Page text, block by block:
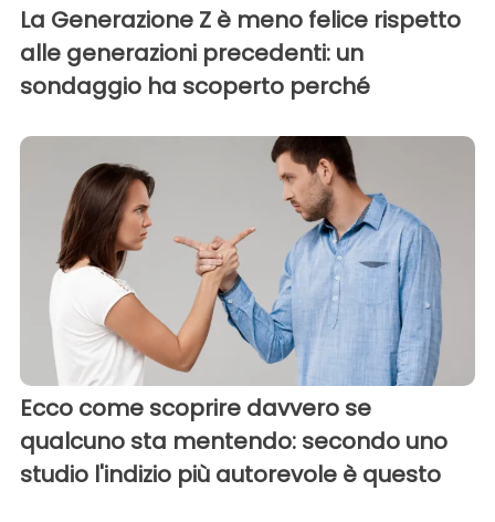
La Generazione Z è meno felice rispetto
alle generazioni precedenti: un
sondaggio ha scoperto perché
Ecco come scoprire davvero se
qualcuno sta mentendo: secondo uno
studio l'indizio più autorevole è questo